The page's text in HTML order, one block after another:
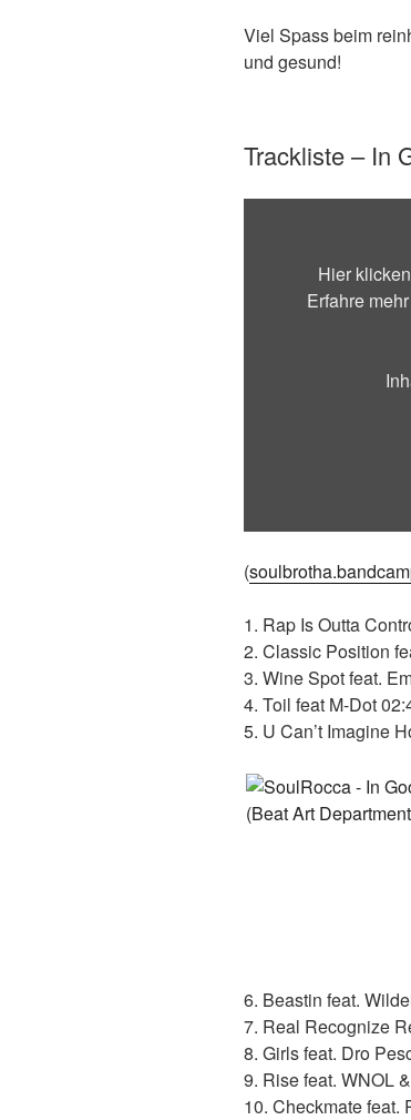
Viel Spass beim
und gesund!
Trackliste – In
Bandcamp
anzeigen
Hier
Erfahre
(
1. Rap Is Outta
2. Classic Position
3. Wine Spot feat.
4. Toil feat M-Dot
5. U Can’t Imagine
6. Beastin feat.
7. Real Recognize
8. Girls feat. Dro
9. Rise feat. WNOL
10. Checkmate feat.